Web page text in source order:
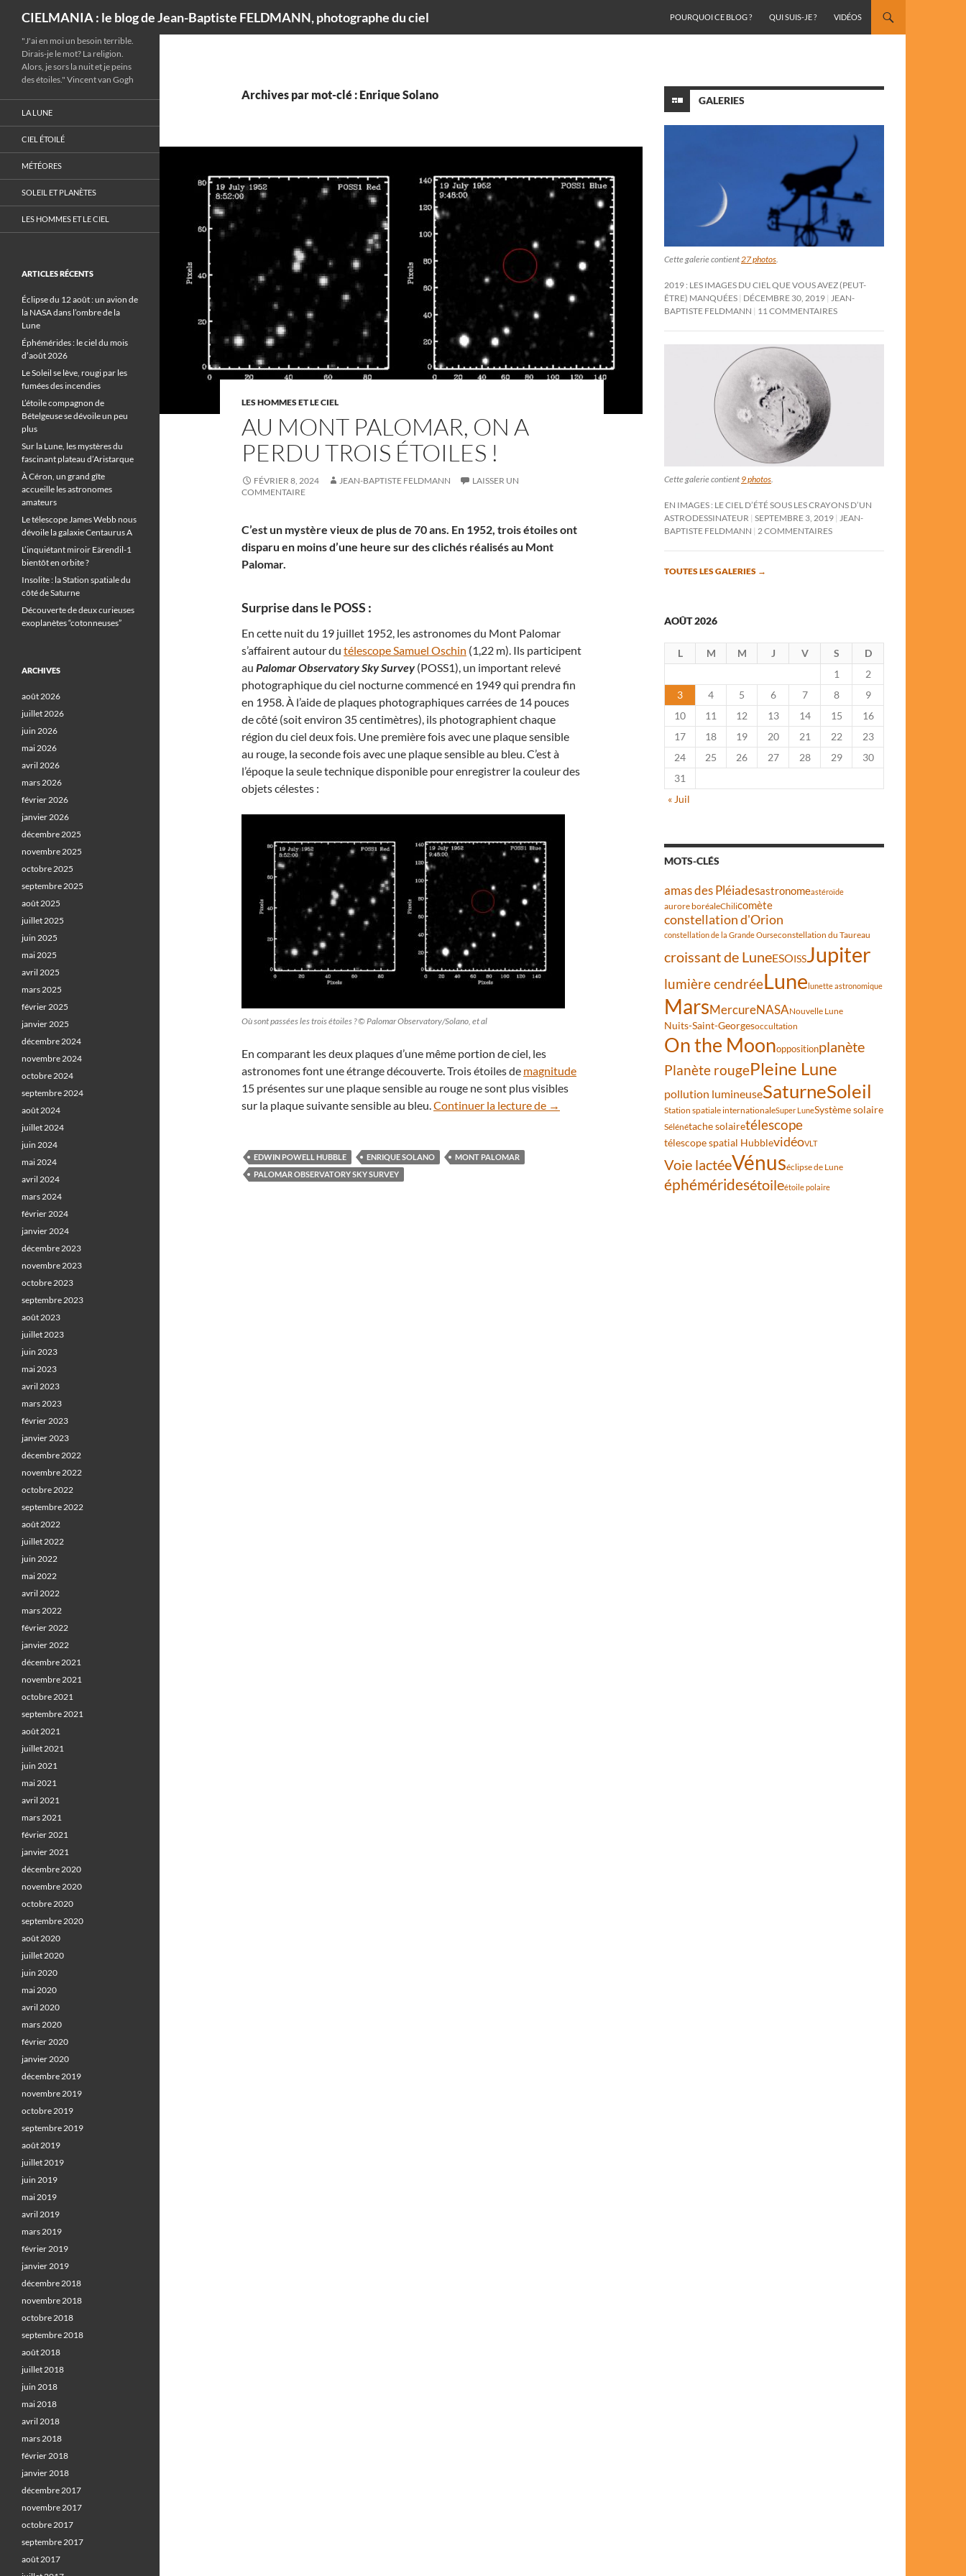
CIELMANIA : le blog de Jean-Baptiste FELDMANN, photographe du ciel
POURQUOI CE BLOG ?
QUI SUIS-JE ? VIDÉOS
Archives par mot-clé : Enrique Solano
LES HOMMES ET LE CIEL
AU MONT PALOMAR, ON A
PERDU TROIS ÉTOILES !
FÉVRIER 8, 2024 JEAN-BAPTISTE FELDMANN
LAISSER UN
COMMENTAIRE
C’est un mystère vieux de plus de 70 ans. En 1952, trois étoiles ont
disparu en moins d’une heure sur des clichés réalisés au Mont
Palomar.
Surprise dans le POSS :
En cette nuit du 19 juillet 1952, les astronomes du Mont Palomar
s’affairent autour du télescope Samuel Oschin (1,22 m). Ils participent
au Palomar Observatory Sky Survey(POSS1), un important relevé
photographique du ciel nocturne commencé en 1949 qui prendra fin
en 1958. À l’aide de plaques photographiques carrées de 14 pouces
de côté (soit environ 35 centimètres), ils photographient chaque
région du ciel deux fois. Une première fois avec une plaque sensible
au rouge, la seconde fois avec une plaque sensible au bleu. C’est à
l’époque la seule technique disponible pour enregistrer la couleur des
objets célestes :
Où sont passées les trois étoiles ? © Palomar Observatory/Solano, et al
En comparant les deux plaques d’une même portion de ciel, les
astronomes font une étrange découverte. Trois étoiles de magnitude
15 présentes sur une plaque sensible au rouge ne sont plus visibles
sur la plaque suivante sensible au bleu.Continuer la lecture de Au Mont Palomar, on a perdu trois étoiles !
→
EDWIN POWELL HUBBLE ENRIQUE SOLANO
MONT PALOMAR
PALOMAR OBSERVATORY SKY SURVEY
GALERIES
Cette galerie contient27 photos.
2019 : LES IMAGES DU CIEL QUE VOUS AVEZ (PEUT-
ÊTRE) MANQUÉES DÉCEMBRE 30, 2019 JEAN-
BAPTISTE FELDMANN
11 COMMENTAIRES
Cette galerie contient 9 photos
EN IMAGES : LE CIEL D’ÉTÉ SOUS LES CRAYONS D’UN
ASTRODESSINATEUR SEPTEMBRE 3, 2019
JEAN-
BAPTISTE FELDMANN
2 COMMENTAIRES
TOUTES LES GALERIES →
AOÛT 2026
L M M J V S
D
1
2
3
4 5 6 7 8
9
10
11 12 13 14 15
16
17
18 19 20 21 22
23
24
25 26 27 28 29
30
31
« Juil
MOTS-CLÉS
amas des Pléiadesastronomeastéroïde
aurore boréaleChilicomète
constellation d'Orion
constellation de la Grande Ourseconstellation du Taureau
croissant de LuneESOISSJupiter
lumière cendréeLunelunette astronomique
MarsMercureNASANouvelle Lune
Nuits-Saint-Georgesoccultation
On the Moonoppositionplanète
Planète rougePleine Lune
pollution lumineuseSaturneSoleil
Station spatiale internationaleSuper LuneSystème solaire
Sélénétache solairetélescope
télescope spatial HubblevidéoVLT
Voie lactéeVénuséclipse de Lune
éphéméridesétoileétoile polaire
"J'ai en moi un besoin terrible.
Dirais-je le mot? La religion.
Alors, je sors la nuit et je peins
des étoiles." Vincent van Gogh
LA LUNE
CIEL ÉTOILÉ
MÉTÉORES
SOLEIL ET PLANÈTES
LES HOMMES ET LE CIEL
ARTICLES RÉCENTS
Éclipse du 12 août : un avion de
la NASA dans l’ombre de la
Lune
Éphémérides : le ciel du mois
d’août 2026
Le Soleil se lève, rougi par les
fumées des incendies
L’étoile compagnon de
Bételgeuse se dévoile un peu
plus
Sur la Lune, les mystères du
fascinant plateau d’Aristarque
À Céron, un grand gîte
accueille les astronomes
amateurs
Le télescope James Webb nous
dévoile la galaxie Centaurus A
L’inquiétant miroir Eärendil-1
bientôt en orbite ?
Insolite : la Station spatiale du
côté de Saturne
Découverte de deux curieuses
exoplanètes “cotonneuses”
ARCHIVES
août 2026
juillet 2026
juin 2026
mai 2026
avril 2026
mars 2026
février 2026
janvier 2026
décembre 2025
novembre 2025
octobre 2025
septembre 2025
août 2025
juillet 2025
juin 2025
mai 2025
avril 2025
mars 2025
février 2025
janvier 2025
décembre 2024
novembre 2024
octobre 2024
septembre 2024
août 2024
juillet 2024
juin 2024
mai 2024
avril 2024
mars 2024
février 2024
janvier 2024
décembre 2023
novembre 2023
octobre 2023
septembre 2023
août 2023
juillet 2023
juin 2023
mai 2023
avril 2023
mars 2023
février 2023
janvier 2023
décembre 2022
novembre 2022
octobre 2022
septembre 2022
août 2022
juillet 2022
juin 2022
mai 2022
avril 2022
mars 2022
février 2022
janvier 2022
décembre 2021
novembre 2021
octobre 2021
septembre 2021
août 2021
juillet 2021
juin 2021
mai 2021
avril 2021
mars 2021
février 2021
janvier 2021
décembre 2020
novembre 2020
octobre 2020
septembre 2020
août 2020
juillet 2020
juin 2020
mai 2020
avril 2020
mars 2020
février 2020
janvier 2020
décembre 2019
novembre 2019
octobre 2019
septembre 2019
août 2019
juillet 2019
juin 2019
mai 2019
avril 2019
mars 2019
février 2019
janvier 2019
décembre 2018
novembre 2018
octobre 2018
septembre 2018
août 2018
juillet 2018
juin 2018
mai 2018
avril 2018
mars 2018
février 2018
janvier 2018
décembre 2017
novembre 2017
octobre 2017
septembre 2017
août 2017